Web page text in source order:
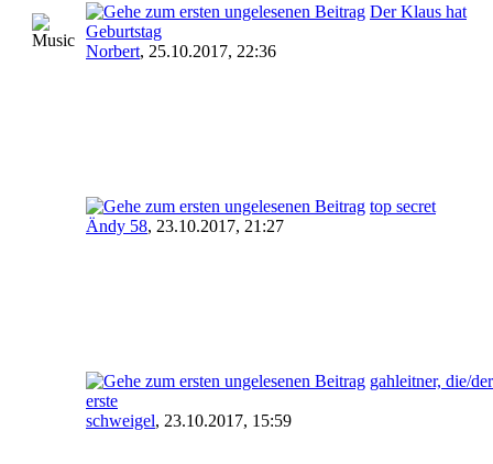
Der Klaus hat
Geburtstag
Norbert, 25.10.2017, 22:36
top secret
Ändy 58, 23.10.2017, 21:27
gahleitner, die/der
erste
schweigel, 23.10.2017, 15:59